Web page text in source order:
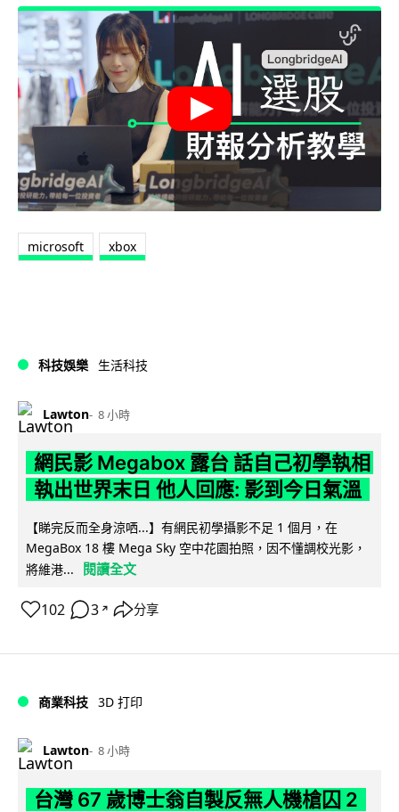
microsoft xbox
科技娛樂 生活科技
Lawton 8 小時
網民影 Megabox 露台 話自己初學執相
執出世界末日 他人回應: 影到今日氣溫
【睇完反而全身涼哂...】有網民初學攝影不足 1 個月，在
MegaBox 18 樓 Mega Sky 空中花園拍照，因不懂調校光影，
將維港...
閱讀全文
102 3 ↗ 分享
商業科技 3D 打印
Lawton 8 小時
台灣 67 歲博士翁自製反無人機槍囚 2